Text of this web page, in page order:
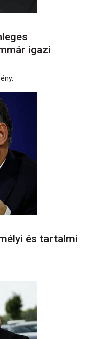
igazi
és tartalmi